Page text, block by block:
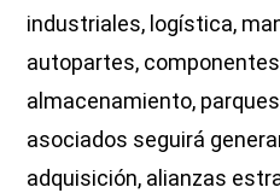
industriales, logística,
autopartes,
almacenamiento,
asociados seguirá
adquisición, alianzas